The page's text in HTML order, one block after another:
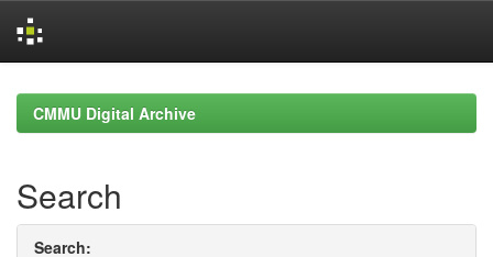
navigationCMMU Digital Archive
Search
Search: